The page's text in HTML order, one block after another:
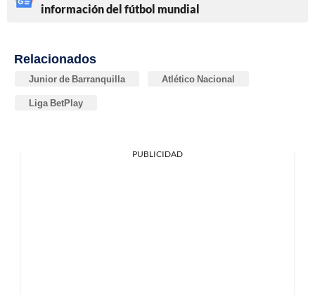
información del fútbol mundial
Relacionados
Junior de Barranquilla Atlético Nacional
Liga BetPlay
PUBLICIDAD